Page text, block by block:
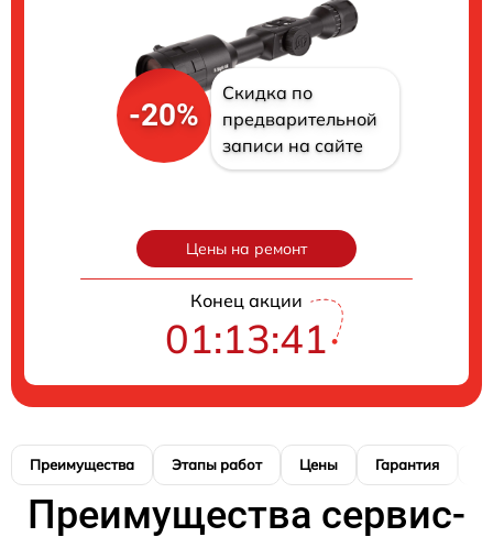
-20%
Скидка по
предварительной
записи на сайте
Цены на ремонт
Конец акции
01:13:40
Преимущества Этапы работ Цены Гарантия
Преимущества сервис-